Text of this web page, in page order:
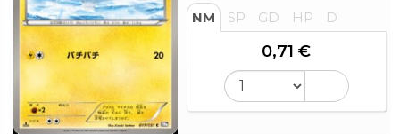
NM SP GD HP D
0,71 €